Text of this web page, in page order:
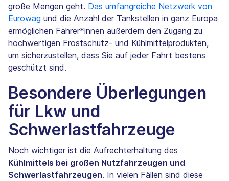
große Mengen geht. Das umfangreiche Netzwerk von
Eurowag und die Anzahl der Tankstellen in ganz Europa
ermöglichen Fahrer*innen außerdem den Zugang zu
hochwertigen Frostschutz- und Kühlmittelprodukten,
um sicherzustellen, dass Sie auf jeder Fahrt bestens
geschützt sind.
Besondere Überlegungen
für Lkw und
Schwerlastfahrzeuge
Noch wichtiger ist die Aufrechterhaltung des
Kühlmittels bei großen Nutzfahrzeugen und
Schwerlastfahrzeugen. In vielen Fällen sind diese